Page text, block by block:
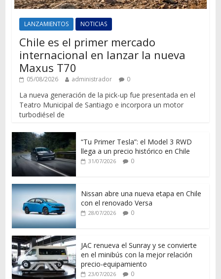
LANZAMIENTOS NOTICIAS
Chile es el primer mercado
internacional en lanzar la nueva
Maxus T70
05/08/2026 administrador 0
La nueva generación de la pick-up fue presentada en el
Teatro Municipal de Santiago e incorpora un motor
turbodiésel de
“Tu Primer Tesla”: el Model 3 RWD
llega a un precio histórico en Chile
31/07/2026 0
Nissan abre una nueva etapa en Chile
con el renovado Versa
28/07/2026 0
JAC renueva el Sunray y se convierte
en el minibús con la mejor relación
precio-equipamiento
23/07/2026 0